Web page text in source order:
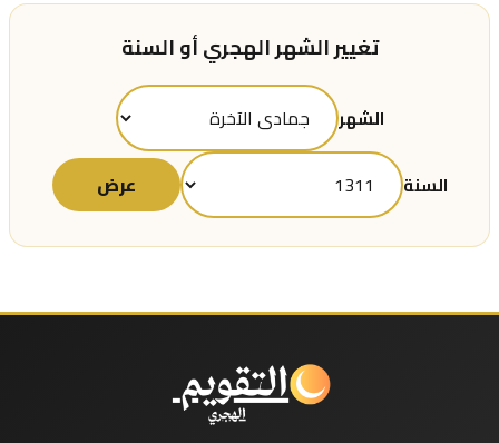
تغيير الشهر الهجري أو السنة
الشهر
السنة عرض